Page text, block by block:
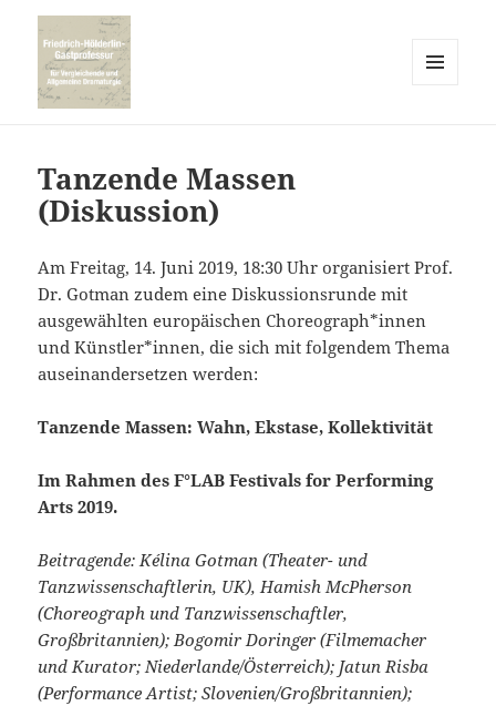
Tanzende Massen
(Diskussion)
Am Freitag, 14. Juni 2019, 18:30 Uhr organisiert Prof.
Dr. Gotman zudem eine Diskussionsrunde mit
ausgewählten europäischen Choreograph*innen
und Künstler*innen, die sich mit folgendem Thema
auseinandersetzen werden:
Tanzende Massen: Wahn, Ekstase, Kollektivität
Im Rahmen des F°LAB Festivals for Performing
Arts 2019.
Beitragende: Kélina Gotman (Theater- und
Tanzwissenschaftlerin, UK), Hamish McPherson
(Choreograph und Tanzwissenschaftler,
Großbritannien); Bogomir Doringer (Filmemacher
und Kurator; Niederlande/Österreich); Jatun Risba
(Performance Artist; Slovenien/Großbritannien);